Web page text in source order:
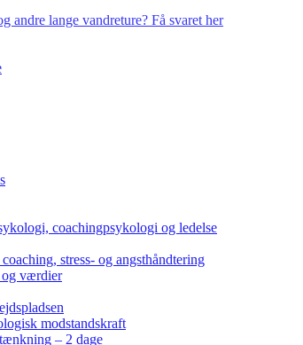
lange vandreture? Få svaret her
coachingpsykologi og ledelse
stress- og angsthåndtering
og værdier
modstandskraft
– 2 dage